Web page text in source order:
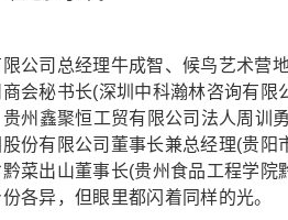
司总经理牛成智、候鸟艺术营
会秘书长(深圳中科瀚林咨询有限
州鑫聚恒工贸有限公司法人周训
份有限公司董事长兼总经理(贵阳
菜出山董事长(贵州食品工程学院
各异，但眼里都闪着同样的光。